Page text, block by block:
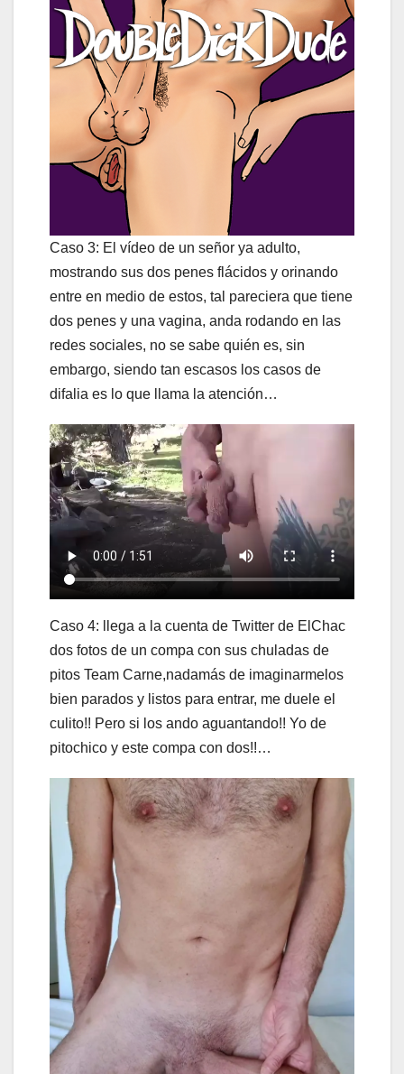
Caso 3: El vídeo de un señor ya adulto,
mostrando sus dos penes flácidos y orinando
entre en medio de estos, tal pareciera que tiene
dos penes y una vagina, anda rodando en las
redes sociales, no se sabe quién es, sin
embargo, siendo tan escasos los casos de
difalia es lo que llama la atención…
Caso 4: llega a la cuenta de Twitter de ElChac
dos fotos de un compa con sus chuladas de
pitos Team Carne,nadamás de imaginarmelos
bien parados y listos para entrar, me duele el
culito!! Pero si los ando aguantando!! Yo de
pitochico y este compa con dos!!…